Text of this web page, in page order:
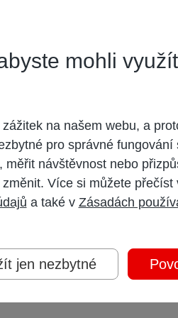
že je to tiše tolerováno. Kdyby si
dostupná ČT1 a 2 v HD
mohli
na našem webu, a
pro správné fungování
návštěvnost nebo
Více si můžete přečíst
a také v Zásadách
jen nezbytné